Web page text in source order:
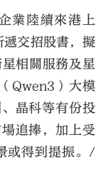
業陸續來港上
交招股書，擬
相關服務及星
Qwen3）大模
晶科等有份投
追捧，加上受
或得到提振。/